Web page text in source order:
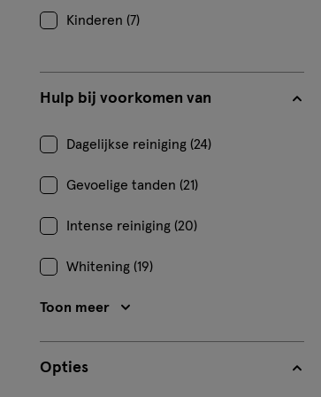
Kinderen (7)
Hulp bij voorkomen van
Dagelijkse reiniging (24)
Gevoelige tanden (21)
Intense reiniging (20)
Whitening (19)
Toon meer
Opties